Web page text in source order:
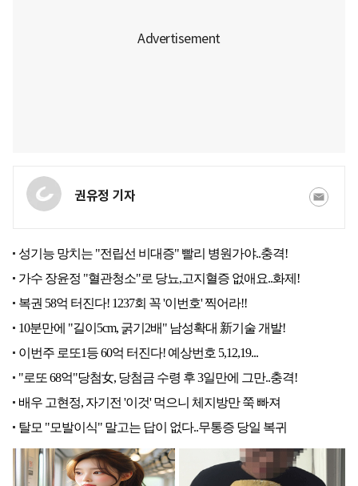
권유정 기자